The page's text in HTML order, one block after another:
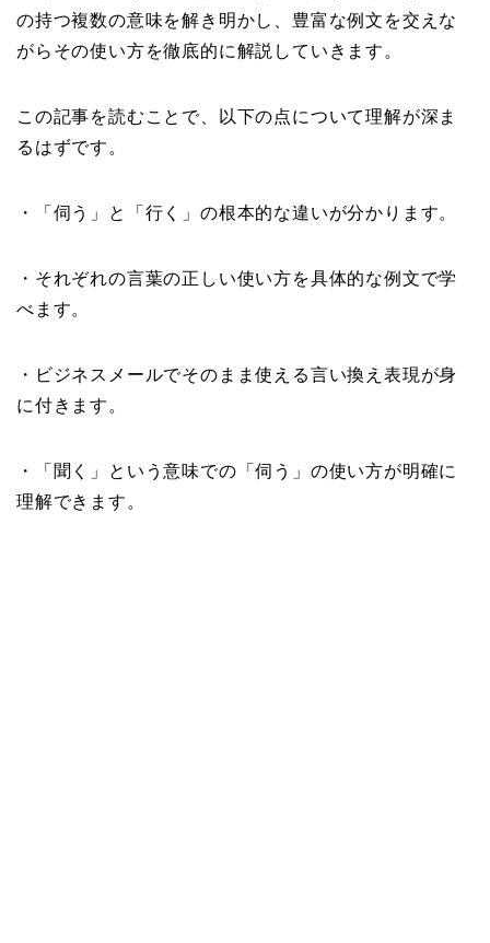
の持つ複数の意味を解き明かし、豊富な例文を交えな
がらその使い方を徹底的に解説していきます。
この記事を読むことで、以下の点について理解が深ま
るはずです。
・「伺う」と「行く」の根本的な違いが分かります。
・それぞれの言葉の正しい使い方を具体的な例文で学
べます。
・ビジネスメールでそのまま使える言い換え表現が身
に付きます。
・「聞く」という意味での「伺う」の使い方が明確に
理解できます。